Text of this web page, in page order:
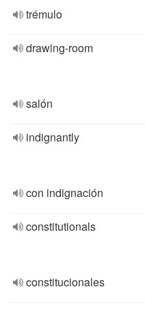
trémulo
drawing-room
salón
indignantly
con indignación
constitutionals
constitucionales